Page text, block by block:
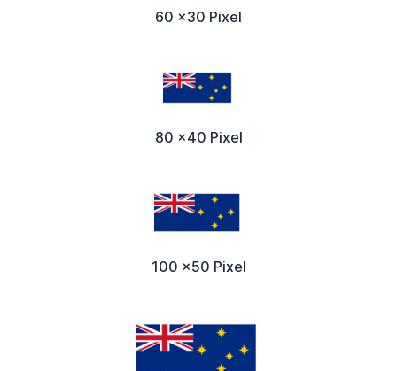
60 x30 Pixel
80 x40 Pixel
100 x50 Pixel